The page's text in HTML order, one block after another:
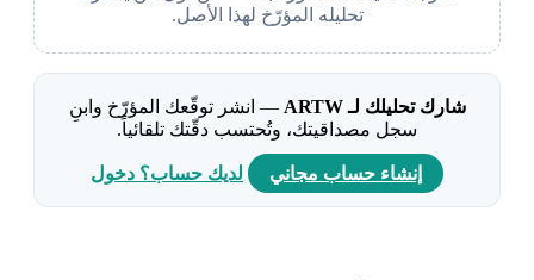
تحليله المؤرّخ لهذا الأصل.
شارك تحليلك لـ ARTW
— انشر توقّعك المؤرّخ وابنِ
سجل مصداقيتك، وتُحتسب دقّتك تلقائياً.
إنشاء حساب مجاني لديك حساب؟ دخول